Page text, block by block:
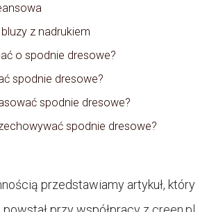
z nadrukiem
o spodnie dresowe?
spodnie dresowe?
spodnie dresowe?
spodnie dresowe?
przedstawiamy artykuł, który